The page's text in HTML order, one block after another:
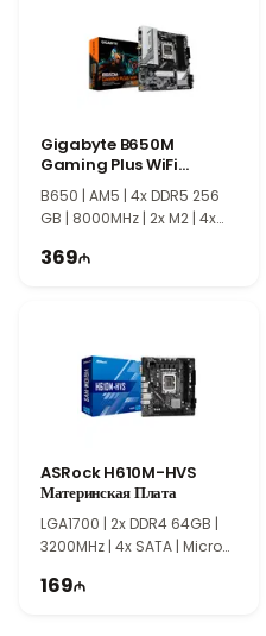
новейшими процессорами
памяти и надежная
отличным выбором для
Gigabyte B650M
Gaming Plus WiFi
Материнская Плата
B650 | AM5 | 4x DDR5 256
GB | 8000MHz | 2x M2 | 4x
369
ASRock H610M-HVS
Материнская Плата
LGA1700​​​​​​​ | 2x DDR4 64GB |
3200MHz | 4x SATA | Micro
169